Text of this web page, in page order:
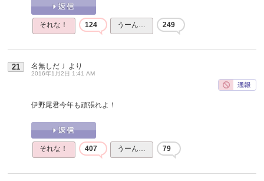
それな！ 124 うーん… 249
21 名無しだＪ より
2016年1月2日 1:41 AM
伊野尾君今年も頑張れよ！
それな！ 407 うーん… 79